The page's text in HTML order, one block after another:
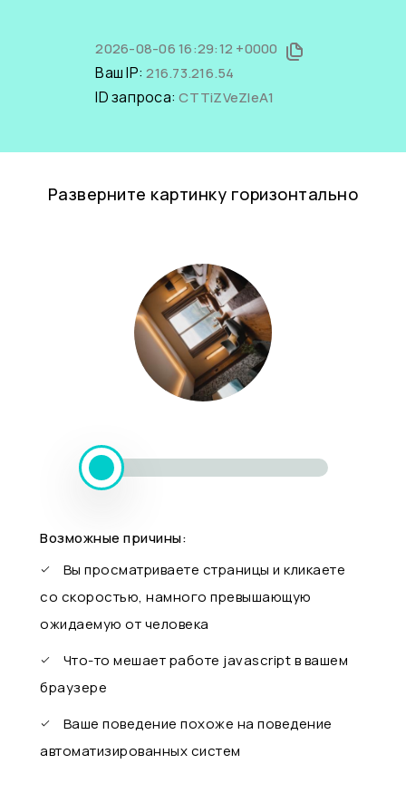
2026-08-06 16:29:12 +0000
Ваш IP:216.73.216.54
ID запроса:CTTiZVeZIeA1
Разверните картинку горизонтально
Возможные причины:
Вы просматриваете страницы и кликаете
со скоростью, намного превышающую
ожидаемую от человека
Что-то мешает работе javascript в вашем
браузере
Ваше поведение похоже на поведение
автоматизированных систем